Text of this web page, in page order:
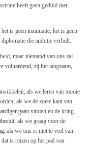
heeft geen geduld met
is geen insinuatie; het is geen
die ambitie verhult.
maar niemand van ons zal
volhardend, zij het langzaam,
als we leren van mooie
als we de zoete kant van
gaan vinden en de kring
als we graag voor de
als we ons er niet te veel van
is reizen op het pad van